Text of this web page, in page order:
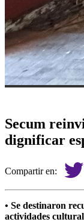
Secum
dignificar
Compartir en:
• Se destinaron
actividades